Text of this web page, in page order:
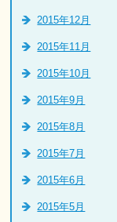
2015年12月
2015年11月
2015年10月
2015年9月
2015年8月
2015年7月
2015年6月
2015年5月